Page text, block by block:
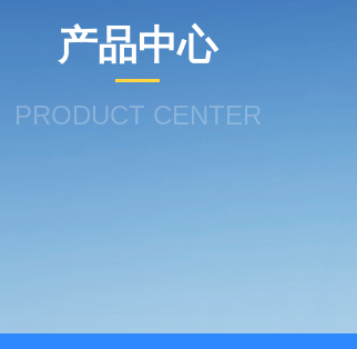
产品中心
PRODUCT CENTER